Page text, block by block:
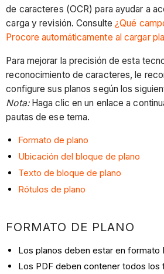
de caracteres (OCR) para ayudar a
carga y revisión. Consulte¿Qué
Procore automáticamente al cargar
Para mejorar la precisión de esta
reconocimiento de caracteres, le
configure sus planos según los
Nota:Haga clic en un enlace a
pautas de ese tema.
Formato de plano
Ubicación del bloque de plano
Texto de bloque de plano
Rótulos de plano
FORMATO DE PLANO
Los planos deben estar en formato
Los PDF deben contener todos